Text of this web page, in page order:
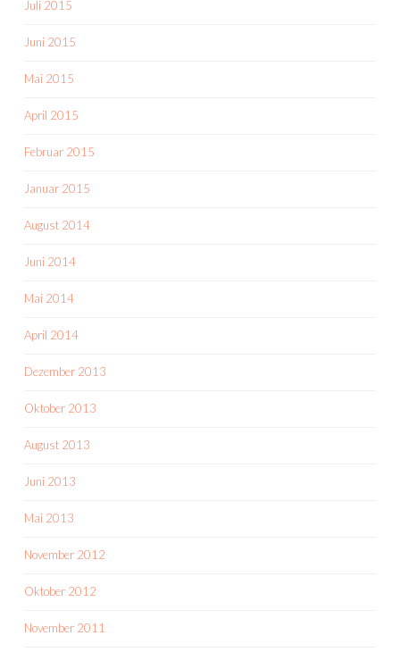
Juli 2015
Juni 2015
Mai 2015
April 2015
Februar 2015
Januar 2015
August 2014
Juni 2014
Mai 2014
April 2014
Dezember 2013
Oktober 2013
August 2013
Juni 2013
Mai 2013
November 2012
Oktober 2012
November 2011